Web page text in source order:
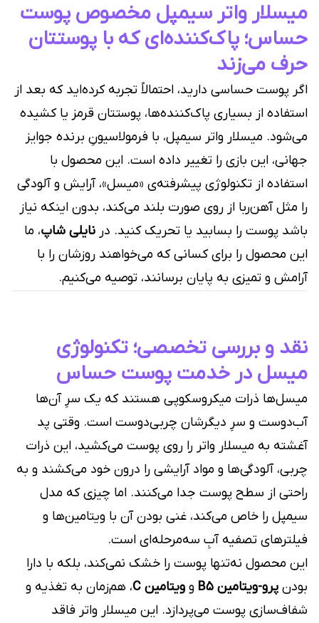
میسلار واتر سیمپل مخصوص پوست
حساس؛ پاک‌کننده‌ای که با پوستتان
حرف می‌زند
اگر پوست حساسی دارید، احتمالاً تجربه کرده‌اید که بعد از
استفاده از بسیاری پاک‌کننده‌ها، پوستتان قرمز یا کشیده
می‌شود. میسلار واتر سیمپل، با فرمولاسیونِ برنده جوایز
جهانی، این بازی را تغییر داده است. این محصول با
استفاده از تکنولوژی پیشرفته‌ی «میسل»، آرایش و آلودگی
را مثل آهن‌ربا از روی صورت بلند می‌کند، بدون اینکه نیاز
باشد پوست را بسابید یا تحریک کنید. در نایلی شاپ، ما
این محصول را برای کسانی که می‌خواهند روزشان را با
آرامش و تمیزی به پایان برسانند، توصیه می‌کنیم.
نقد و بررسی تخصصی؛ تکنولوژی
میسل در خدمت پوست حساس
میسل‌ها ذرات میکروسکوپی هستند که یک سرِ آن‌ها
آب‌دوست و سرِ دیگرشان چربی‌دوست است. وقتی پد
آغشته به میسلار واتر را روی پوست می‌کشید، این ذرات
چربی، آلودگی‌ها و مواد آرایشی را درون خود می‌کشند و به
راحتی از سطح پوست جدا می‌کنند. اما چیزی که مدل
سیمپل را خاص می‌کند، غنی بودن آن با ویتامین‌ها و
فیلترهای تصفیه آبِ سه‌مرحله‌ای است.
این محصول نه‌تنها پوست را خشک نمی‌کند، بلکه با دارا
بودن پرو-ویتامین B5 و ویتامین C
، هم‌زمان به تغذیه و
شفاف‌سازی پوست می‌پردازد. این میسلار واتر فاقد